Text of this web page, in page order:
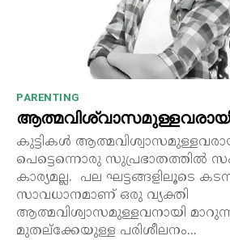
PARENTING
ആത്മവിശ്വാസമുള്ളവരായി
കുട്ടികൾ
പെട്ടെന്നൊരു സുപ്രഭാതത്തിൽ
കാര്യമല്ല. പല ഘട്ടങ്ങളിലൂടെ
സാവധാനമാണ് ഒരു വ്യക്തി
ആത്മവിശ്വാസമുള്ളവനായി
മുതല്ക്കേയുള്ള പരിശീലനം...